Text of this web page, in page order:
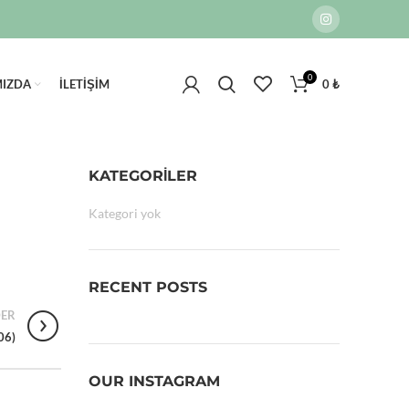
İLETIŞIM 0 0₺
KATEGORILER
Kategori yok
RECENT POSTS
OUR INSTAGRAM